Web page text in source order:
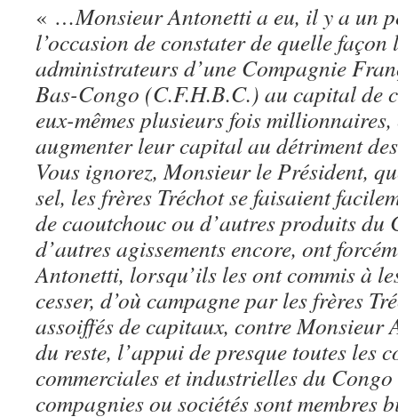
« …Monsieur Antonetti a eu, il y a un
l’occasion de constater de quelle façon
administrateurs d’une Compagnie
Bas-Congo (C.F.H.B.C.) au capital de
eux-mêmes plusieurs fois
augmenter leur capital au détriment
Vous ignorez, Monsieur le Président,
sel, les frères Tréchot se faisaient
de caoutchouc ou d’autres produits du
d’autres agissements encore, ont
Antonetti, lorsqu’ils les ont commis à
cesser, d’où campagne par les frères
assoiffés de capitaux, contre Monsieur
du reste, l’appui de presque toutes les
commerciales et industrielles du
compagnies ou sociétés sont membres